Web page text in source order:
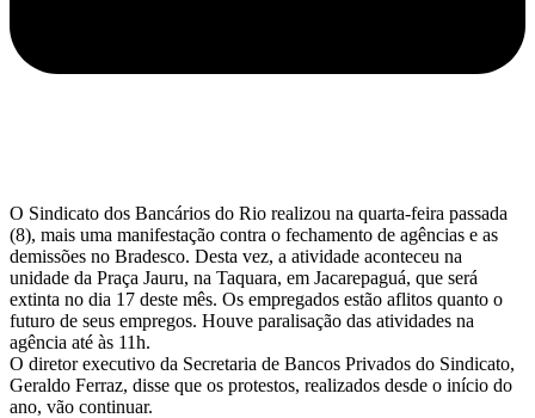
O Sindicato dos Bancários do Rio realizou na quarta-feira passada
(8), mais uma manifestação contra o fechamento de agências e as
demissões no Bradesco. Desta vez, a atividade aconteceu na
unidade da Praça Jauru, na Taquara, em Jacarepaguá, que será
extinta no dia 17 deste mês. Os empregados estão aflitos quanto o
futuro de seus empregos. Houve paralisação das atividades na
agência até às 11h.
O diretor executivo da Secretaria de Bancos Privados do Sindicato,
Geraldo Ferraz, disse que os protestos, realizados desde o início do
ano, vão continuar.